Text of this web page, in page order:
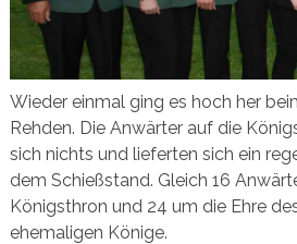
Wieder einmal ging es hoch her
Rehden. Die Anwärter auf die
sich nichts und lieferten sich ein
dem Schießstand. Gleich 16
Königsthron und 24 um die Ehre
ehemaligen Könige.